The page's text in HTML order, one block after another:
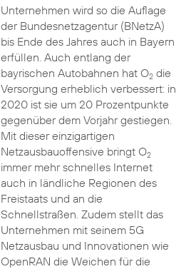
Unternehmen wird so die Auflage
der Bundesnetzagentur (BNetzA)
bis Ende des Jahres auch in Bayern
erfüllen. Auch entlang der
bayrischen Autobahnen hat O2die
Versorgung erheblich verbessert: in
2020 ist sie um 20 Prozentpunkte
gegenüber dem Vorjahr gestiegen.
Mit dieser einzigartigen
Netzausbauoffensive bringt O2
immer mehr schnelles Internet
auch in ländliche Regionen des
Freistaats und an die
Schnellstraßen. Zudem stellt das
Unternehmen mit seinem 5G
Netzausbau und Innovationen wie
OpenRAN die Weichen für die